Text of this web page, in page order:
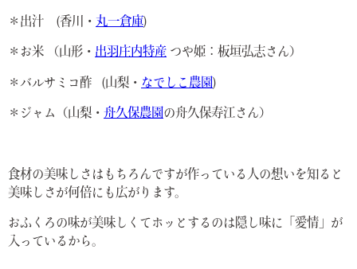
＊出汁 (香川・ 丸一倉庫)
＊お米 （山形・ 出羽庄内特産 つや姫：板垣弘志さん）
＊バルサミコ酢 (山梨・ なでしこ農園 )
＊ジャム（山梨・ 舟久保農園の舟久保寿江さん）
食材の美味しさはもちろんですが作っている人の想いを知ると
美味しさが何倍にも広がります。
おふくろの味が美味しくてホッとするのは隠し味に「愛情」が
入っているから。